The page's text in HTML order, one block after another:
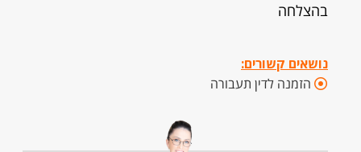
בהצלחה
נושאים קשורים:
הזמנה לדין תעבורה